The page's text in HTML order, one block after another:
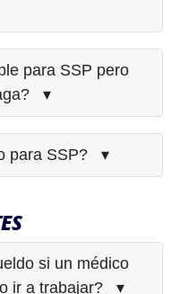
para SSP pero
▾
para SSP? ▾
si un médico
ir a trabajar? ▾